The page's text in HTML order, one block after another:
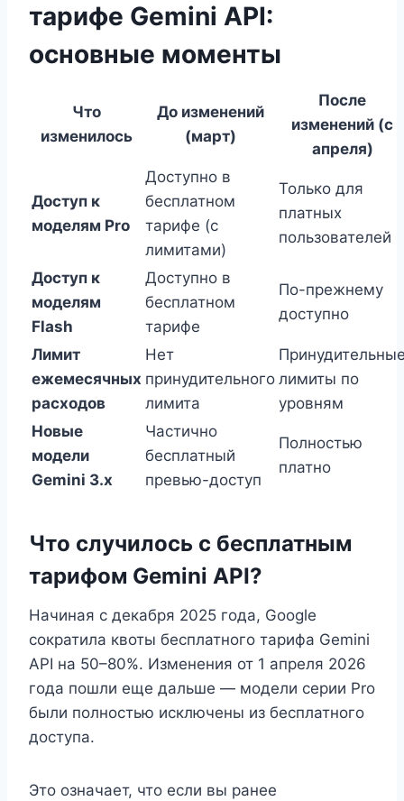
тарифе Gemini API:
основные моменты
Что
изменилось
До изменений
(март)
После
изменений (с
апреля)
Доступ к
моделям Pro
Доступно в
бесплатном
тарифе (с
лимитами)
Только для
платных
пользователей
Доступ к
моделям
Flash
Доступно в
бесплатном
тарифе
По-прежнему
доступно
Лимит
ежемесячных
расходов
Нет
принудительного
лимита
лимиты по
уровням
Новые
модели
Gemini 3.x
Частично
бесплатный
превью-доступ
Полностью
платно
Что случилось с бесплатным
тарифом Gemini API?
Начиная с декабря 2025 года, Google
сократила квоты бесплатного тарифа Gemini
API на 50–80%. Изменения от 1 апреля 2026
года пошли еще дальше — модели серии Pro
были полностью исключены из бесплатного
доступа.
Это означает, что если вы ранее